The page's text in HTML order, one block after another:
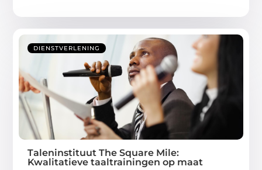
DIENSTVERLENING
Taleninstituut The Square Mile:
Kwalitatieve taaltrainingen op maat